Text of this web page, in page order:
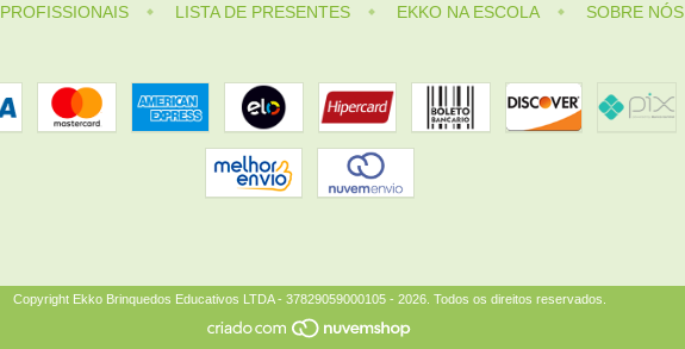
PROFISSIONAIS LISTA DE PRESENTES EKKO NA ESCOLA SOBRE NÓS
Copyright Ekko Brinquedos Educativos LTDA - 37829059000105 - 2026. Todos os direitos reservados.